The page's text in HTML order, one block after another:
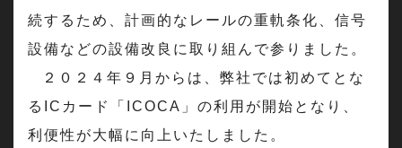
続するため、計画的なレールの重軌条化、信号
設備などの設備改良に取り組んで参りました。
２０２４年９月からは、弊社では初めてとな
るICカード「ICOCA」の利用が開始となり、
利便性が大幅に向上いたしました。